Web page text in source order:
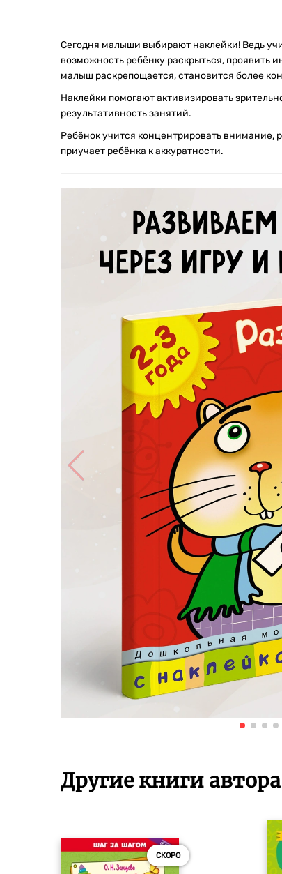
Сегодня малыши выбирают наклейки! Ведь
возможность ребёнку раскрыться, проявить
малыш раскрепощается, становится более
Наклейки помогают активизировать
результативность занятий.
Ребёнок учится концентрировать
приучает ребёнка к аккуратности.
Другие книги автора
СКОРО